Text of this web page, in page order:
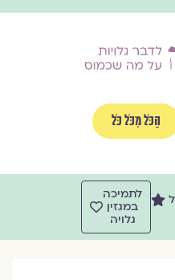
הַכֹּל מִכֹּל כֹּל
לתמיכה
במגזין
גלויה